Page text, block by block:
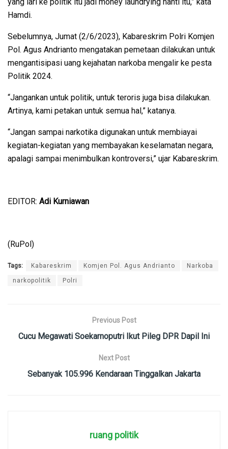
Hamdi.
Sebelumnya, Jumat (2/6/2023), Kabareskrim Polri Komjen
Pol. Agus Andrianto mengatakan pemetaan dilakukan untuk
mengantisipasi uang kejahatan narkoba mengalir ke pesta
Politik 2024.
“Jangankan untuk politik, untuk teroris juga bisa dilakukan.
Artinya, kami petakan untuk semua hal,” katanya.
“Jangan sampai narkotika digunakan untuk membiayai
kegiatan-kegiatan yang membayakan keselamatan negara,
apalagi sampai menimbulkan kontroversi,” ujar Kabareskrim.
EDITOR: Adi Kurniawan
(RuPol)
Tags: Kabareskrim Komjen Pol. Agus Andrianto Narkoba
narkopolitik Polri
Previous Post
Cucu Megawati Soekarnoputri Ikut Pileg DPR Dapil Ini
Next Post
Sebanyak 105.996 Kendaraan Tinggalkan Jakarta
ruang politik